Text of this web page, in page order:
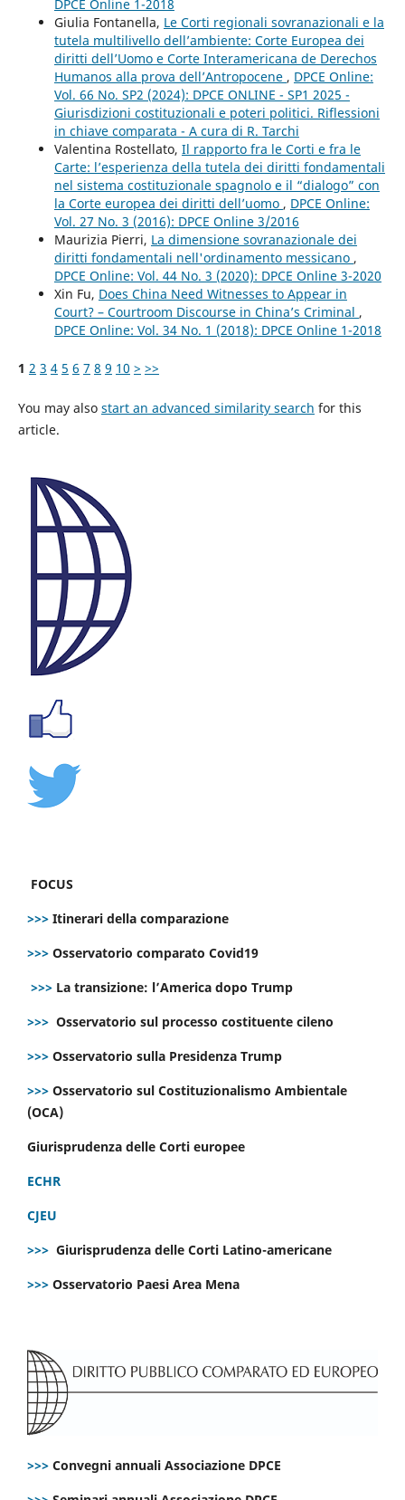
DPCE Online 1-2018
Giulia Fontanella, Le Corti regionali sovranazionali e la
tutela multilivello dell’ambiente: Corte Europea dei
diritti dell’Uomo e Corte Interamericana de Derechos
Humanos alla prova dell’Antropocene , DPCE Online:
Vol. 66 No. SP2 (2024): DPCE ONLINE - SP1 2025 -
Giurisdizioni costituzionali e poteri politici. Riflessioni
in chiave comparata - A cura di R. Tarchi
Valentina Rostellato, Il rapporto fra le Corti e fra le
Carte: l’esperienza della tutela dei diritti fondamentali
nel sistema costituzionale spagnolo e il “dialogo” con
la Corte europea dei diritti dell’uomo , DPCE Online:
Vol. 27 No. 3 (2016): DPCE Online 3/2016
Maurizia Pierri, La dimensione sovranazionale dei
diritti fondamentali nell'ordinamento messicano ,
DPCE Online: Vol. 44 No. 3 (2020): DPCE Online 3-2020
Xin Fu, Does China Need Witnesses to Appear in
Court? – Courtroom Discourse in China’s Criminal ,
DPCE Online: Vol. 34 No. 1 (2018): DPCE Online 1-2018
1 2 3 4 5 6 7 8 9 10 > >>
You may also start an advanced similarity search for this
article.
FOCUS
>>> Itinerari della comparazione
>>> Osservatorio comparato Covid19
>>> La transizione: l’America dopo Trump
>>> Osservatorio sul processo costituente cileno
>>> Osservatorio sulla Presidenza Trump
>>> Osservatorio sul Costituzionalismo Ambientale
(OCA)
Giurisprudenza delle Corti europee
ECHR
CJEU
>>> Giurisprudenza delle Corti Latino-americane
>>> Osservatorio Paesi Area Mena
>>> Convegni annuali Associazione DPCE